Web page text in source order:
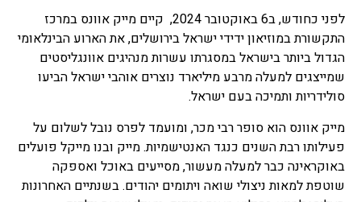
לפני כחודש, ב6 באוקטובר 2024, קיים מייק אוונס במרכז
התקשורת במוזיאון ידידי ישראל בירושלים, את הארוע הבינלאומי
הגדול ביותר בישראל במסגרתו עשרות מנהיגים אוונגליסטים
שמייצגים למעלה מרבע מיליארד נוצרים אוהבי ישראל הביעו
סולידריות ותמיכה בעם ישראל.
מייק אוונס הוא סופר רבי מכר, ומועמד לפרס נובל לשלום על
פעילותו רבת השנים כנגד האנטישמיות. מייק ובנו מייקל פועלים
באוקראינה כבר למעלה מעשור, מסייעים באוכל ואספקה
שוטפת למאות ניצולי שואה ויתומים יהודים. בשנתיים האחרונות